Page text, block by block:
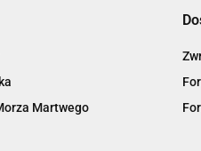
Martwego